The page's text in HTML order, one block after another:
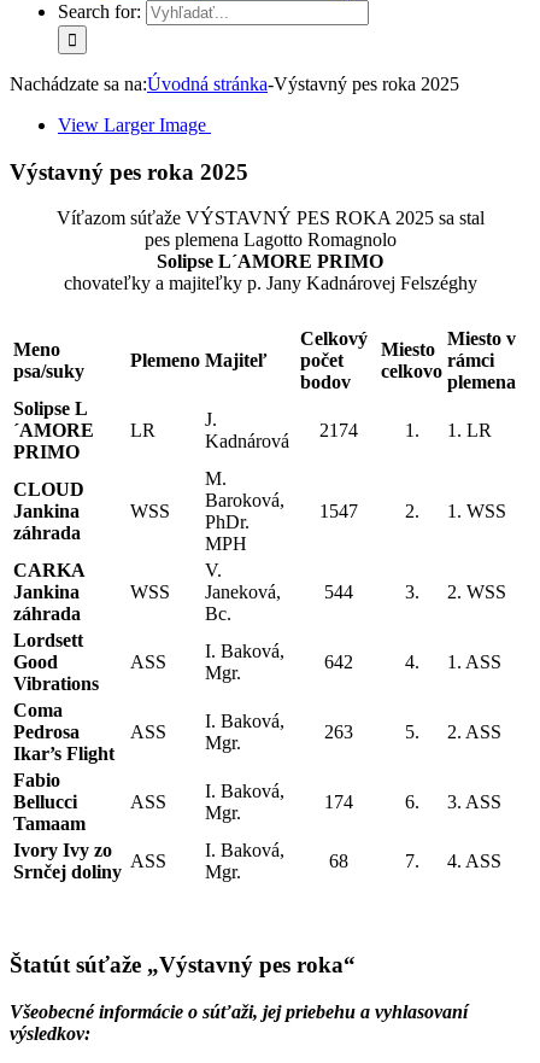
Search for:
Nachádzate sa na:Úvodná stránka-Výstavný pes roka 2025
View Larger Image
Výstavný pes roka 2025
Víťazom súťaže VÝSTAVNÝ PES ROKA 2025 sa stal
pes plemena Lagotto Romagnolo
Solipse L´AMORE PRIMO
chovateľky a majiteľky p. Jany Kadnárovej Felszéghy
Meno
psa/suky
Plemeno Majiteľ
Celkový
počet
bodov
Miesto
celkovo
Miesto v
rámci
plemena
Solipse L
´AMORE
PRIMO
LR
J.
Kadnárová
2174 1. 1. LR
CLOUD
Jankina
záhrada
WSS
M.
Baroková,
PhDr.
MPH
1547 2. 1. WSS
CARKA
Jankina
záhrada
WSS
V.
Janeková,
Bc.
544 3. 2. WSS
Lordsett
Good
Vibrations
ASS
I. Baková,
Mgr.
642 4. 1. ASS
Coma
Pedrosa
Ikar’s Flight
ASS
I. Baková,
Mgr.
263 5. 2. ASS
Fabio
Bellucci
Tamaam
ASS
I. Baková,
Mgr.
174 6. 3. ASS
Ivory Ivy zo
Srnčej doliny
ASS
I. Baková,
Mgr.
68 7. 4. ASS
Štatút súťaže „Výstavný pes roka“
Všeobecné informácie o súťaži, jej priebehu a vyhlasovaní
výsledkov: